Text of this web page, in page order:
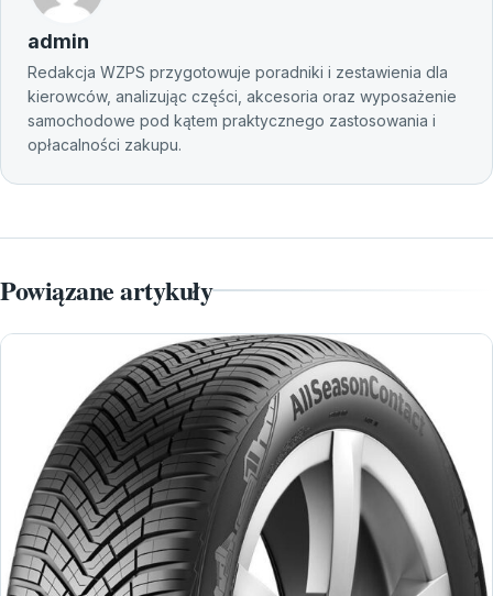
admin
Redakcja WZPS przygotowuje poradniki i zestawienia dla
kierowców, analizując części, akcesoria oraz wyposażenie
samochodowe pod kątem praktycznego zastosowania i
opłacalności zakupu.
Powiązane artykuły